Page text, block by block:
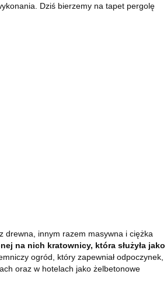
Dziś bierzemy na tapet pergolę
drewna, innym razem masywna i ciężka
na nich kratownicy, która służyła jako
ogród, który zapewniał odpoczynek,
oraz w hotelach jako żelbetonowe